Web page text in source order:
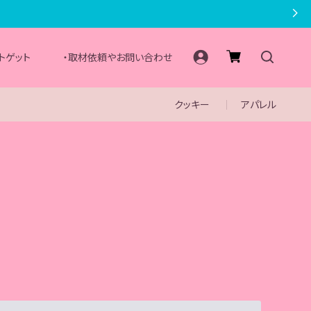
ゲット ・取材依頼やお問い合わせ
クッキー アパレル